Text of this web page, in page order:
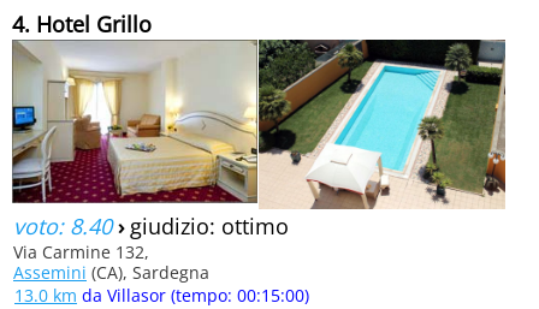
4. Hotel Grillo
voto: 8.40› giudizio: ottimo
Via Carmine 132,
Assemini (CA), Sardegna
13.0 km da Villasor (tempo: 00:15:00)